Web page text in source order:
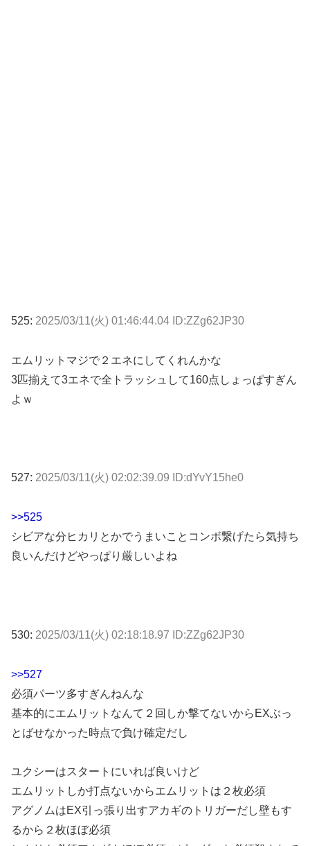
525: 2025/03/11(火) 01:46:44.04 ID:ZZg62JP30
エムリットマジで２エネにしてくれんかな
3匹揃えて3エネで全トラッシュして160点しょっぱすぎん
よｗ
527: 2025/03/11(火) 02:02:39.09 ID:dYvY15he0
>>525
シビアな分ヒカリとかでうまいことコンボ繋げたら気持ち
良いんだけどやっぱり厳しいよね
530: 2025/03/11(火) 02:18:18.97 ID:ZZg62JP30
>>527
必須パーツ多すぎんねんな
基本的にエムリットなんて２回しか撃てないからEXぶっ
とばせなかった時点で負け確定だし
ユクシーはスタートにいれば良いけど
エムリットしか打点ないからエムリットは２枚必須
アグノムはEX引っ張り出すアカギのトリガーだし壁もす
るから２枚ほぼ必須